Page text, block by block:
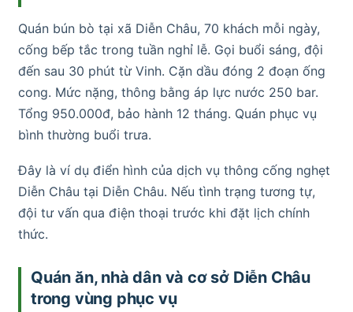
Quán bún bò tại xã Diễn Châu, 70 khách mỗi ngày,
cống bếp tắc trong tuần nghỉ lễ. Gọi buổi sáng, đội
đến sau 30 phút từ Vinh. Cặn dầu đóng 2 đoạn ống
cong. Mức nặng, thông bằng áp lực nước 250 bar.
Tổng 950.000đ, bảo hành 12 tháng. Quán phục vụ
bình thường buổi trưa.
Đây là ví dụ điển hình của dịch vụ thông cống nghẹt
Diễn Châu tại Diễn Châu. Nếu tình trạng tương tự,
đội tư vấn qua điện thoại trước khi đặt lịch chính
thức.
Quán ăn, nhà dân và cơ sở Diễn Châu
trong vùng phục vụ